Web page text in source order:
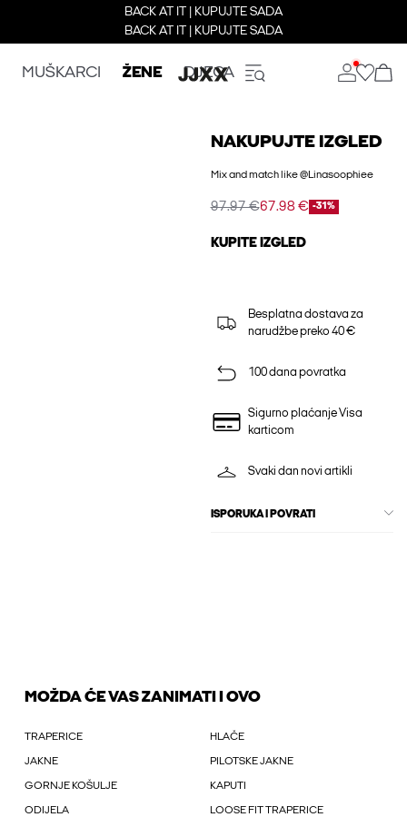
BACK AT IT | KUPUJTE SADA
BACK AT IT | KUPUJTE SADA
MUŠKARCI ŽENE DJECA
NAKUPUJTE IZGLED
Mix and match like @Linasoophiee
97.97 €67.98 € -31%
KUPITE IZGLED
Besplatna dostava za
narudžbe preko 40 €
100 dana povratka
Sigurno plaćanje Visa
karticom
Svaki dan novi artikli
ISPORUKA I POVRATI
MOŽDA ĆE VAS ZANIMATI I OVO
TRAPERICE HLAČE
JAKNE PILOTSKE JAKNE
GORNJE KOŠULJE KAPUTI
ODIJELA LOOSE FIT TRAPERICE